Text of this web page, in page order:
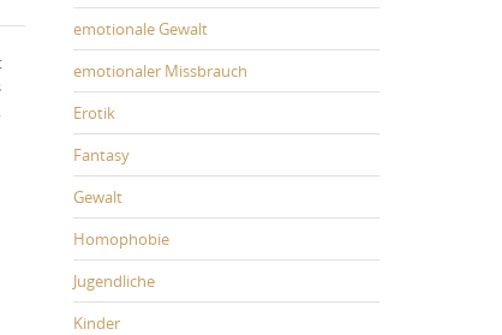
emotionale Gewalt
emotionaler Missbrauch
Erotik
Fantasy
Gewalt
Homophobie
Jugendliche
Kinder